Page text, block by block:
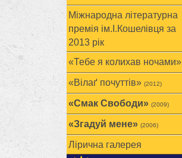
Міжнародна літературна
премія ім.І.Кошелівця за
2013 рік
«Тебе я колихав ночами»
«Вілаґ почуттів» (2012)
«Смак Свободи» (2009)
«Згадуй мене» (2006)
Лірична галерея